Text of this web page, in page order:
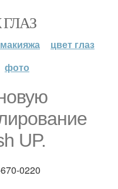
цвет глаз
фото
UP.
0220